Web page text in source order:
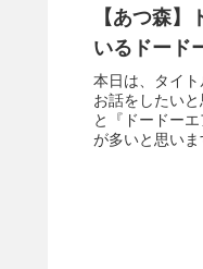
【あつ森
いるドード
本日は、タイ
お話をしたい
と『ドードー
が多いと思いま